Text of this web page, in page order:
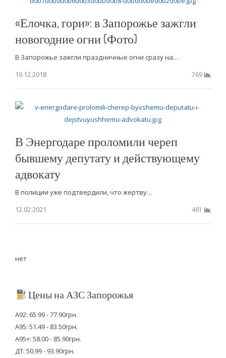
«Елочка, гори»: в Запорожье зажгли
новогодние огни (Фото)
В Запорожье зажгли праздничные огни сразу на…
19.12.2018
769
В Энергодаре проломили череп
бывшему депутату и действующему
адвокату
В полиции уже подтвердили, что жертву…
12.02.2021
461
нет
Цены на АЗС Запорожья
А92: 65.99 - 77.90грн.
А95: 51.49 - 83.50грн.
А95+: 58.00 - 85.90грн.
ДТ: 50.99 - 93.90грн.